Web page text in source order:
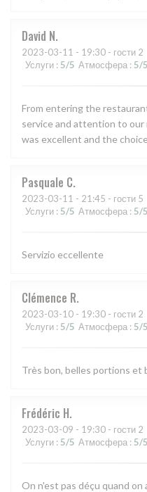
David N
2023-03-11 - 19:30 - гости 2
Услуги : 5/5 Атмосфера : 5/5
From entering the
service and attention to our
was excellent and the
Pasquale C
2023-03-11 - 21:45 - гости 5
Услуги : 5/5 Атмосфера : 5/5
Servizio eccellente
Clémence R
2023-03-10 - 19:30 - гости 2
Услуги : 5/5 Атмосфера : 5/5
Très bon, belles portions et
Frédéric H
2023-03-09 - 19:30 - гости 2
Услуги : 5/5 Атмосфера : 5/5
On n'est pas déçu quand